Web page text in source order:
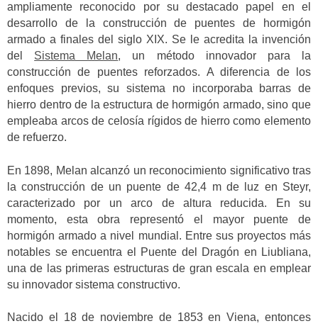
ampliamente reconocido por su destacado papel en el
desarrollo de la construcción de puentes de hormigón
armado a finales del siglo XIX. Se le acredita la invención
del Sistema Melan, un método innovador para la
construcción de puentes reforzados. A diferencia de los
enfoques previos, su sistema no incorporaba barras de
hierro dentro de la estructura de hormigón armado, sino que
empleaba arcos de celosía rígidos de hierro como elemento
de refuerzo.
En 1898, Melan alcanzó un reconocimiento significativo tras
la construcción de un puente de 42,4 m de luz en Steyr,
caracterizado por un arco de altura reducida. En su
momento, esta obra representó el mayor puente de
hormigón armado a nivel mundial. Entre sus proyectos más
notables se encuentra el Puente del Dragón en Liubliana,
una de las primeras estructuras de gran escala en emplear
su innovador sistema constructivo.
Nacido el 18 de noviembre de 1853 en Viena, entonces